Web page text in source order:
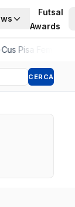
Futsal
Awards
Pisa
CERCA